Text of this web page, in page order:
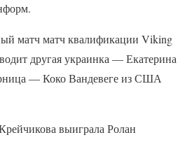
матч матч квалификации Viking
другая украинка — Екатерина
— Коко Вандевеге из США
выиграла Ролан